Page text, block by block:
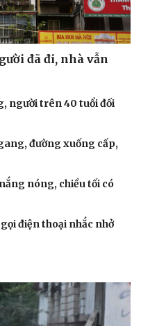
chuyện thời sự
sổ tình yêu
đã đi, nhà vẫn
người trên 40 tuổi đối
đường xuống cấp,
nóng, chiều tối có
điện thoại nhắc nhở